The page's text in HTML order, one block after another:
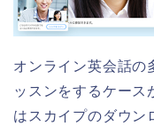
オンライン英会話の
ッスンをするケース
はスカイプのダウン